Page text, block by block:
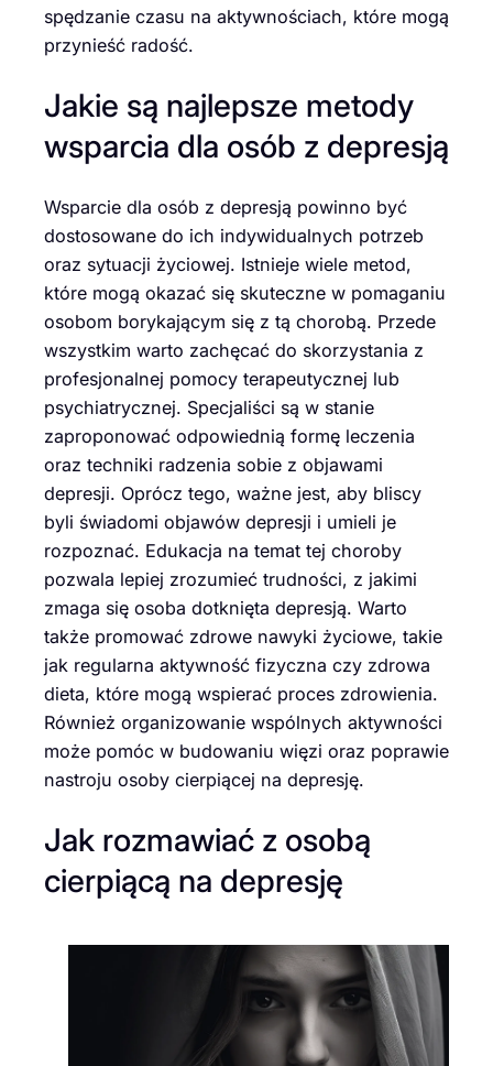
spędzanie czasu na aktywnościach, które mogą
przynieść radość.
Jakie są najlepsze metody
wsparcia dla osób z depresją
Wsparcie dla osób z depresją powinno być
dostosowane do ich indywidualnych potrzeb
oraz sytuacji życiowej. Istnieje wiele metod,
które mogą okazać się skuteczne w pomaganiu
osobom borykającym się z tą chorobą. Przede
wszystkim warto zachęcać do skorzystania z
profesjonalnej pomocy terapeutycznej lub
psychiatrycznej. Specjaliści są w stanie
zaproponować odpowiednią formę leczenia
oraz techniki radzenia sobie z objawami
depresji. Oprócz tego, ważne jest, aby bliscy
byli świadomi objawów depresji i umieli je
rozpoznać. Edukacja na temat tej choroby
pozwala lepiej zrozumieć trudności, z jakimi
zmaga się osoba dotknięta depresją. Warto
także promować zdrowe nawyki życiowe, takie
jak regularna aktywność fizyczna czy zdrowa
dieta, które mogą wspierać proces zdrowienia.
Również organizowanie wspólnych aktywności
może pomóc w budowaniu więzi oraz poprawie
nastroju osoby cierpiącej na depresję.
Jak rozmawiać z osobą
cierpiącą na depresję